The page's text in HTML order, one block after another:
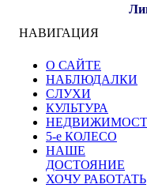
НАВИГАЦИЯ
О САЙТЕ
НАБЛЮДАЛКИ
СЛУХИ
КУЛЬТУРА
5-е КОЛЕСО
НАШЕ
ДОСТОЯНИЕ
ХОЧУ РАБОТАТЬ